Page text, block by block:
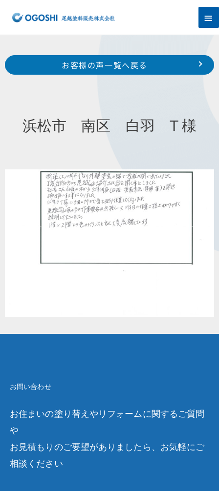
ス
プ
メ
イ
ン
メ
Prev
浜北区 中瀬 大城 様
浜松市 中区 鴨江 M 様
お客様の声一覧へ戻る
浜松市 南区 白羽 T 様
お問い合わせ
お住まいの塗り替えやリフォームに関するご質問
や
お見積もりのご要望がありましたら、お気軽にご
相談ください